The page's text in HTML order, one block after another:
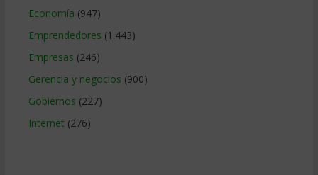
Economía (947)
Emprendedores (1.443)
Empresas (246)
Gerencia y negocios (900)
Gobiernos (227)
Internet (276)